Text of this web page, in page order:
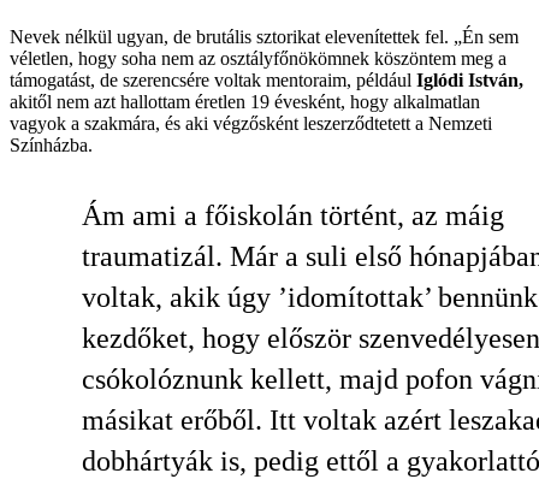
Nevek nélkül ugyan, de brutális sztorikat elevenítettek fel. „Én sem
véletlen, hogy soha nem az osztályfőnökömnek köszöntem meg a
támogatást, de szerencsére voltak mentoraim, például Iglódi István,
akitől nem azt hallottam éretlen 19 évesként, hogy alkalmatlan
vagyok a szakmára, és aki végzősként leszerződtetett a Nemzeti
Színházba.
Ám ami a főiskolán történt, az máig
traumatizál. Már a suli első
voltak, akik úgy ’idomítottak’
kezdőket, hogy először szenvedélyesen
csókolóznunk kellett, majd pofon
másikat erőből. Itt voltak azért
dobhártyák is, pedig ettől a